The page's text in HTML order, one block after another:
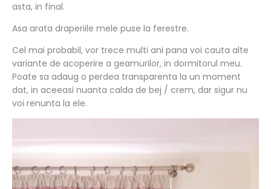
asta, in final.
Asa arata draperiile mele puse la ferestre.
Cel mai probabil, vor trece multi ani pana voi cauta alte
variante de acoperire a geamurilor, in dormitorul meu.
Poate sa adaug o perdea transparenta la un moment
dat, in aceeasi nuanta calda de bej / crem, dar sigur nu
voi renunta la ele.